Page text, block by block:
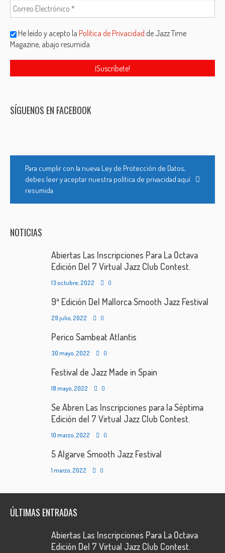
He leído y acepto laPolítica de Privacidad de Jazz Time
Magazine, abajo resumida
SÍGUENOS EN FACEBOOK
Para cumplir con la nueva Ley de Protección de Datos,
debes leer y aceptar nuestra política de privacidad aquí
resumida
NOTICIAS
Abiertas Las Inscripciones Para La Octava
Edición Del 7 Virtual Jazz Club Contest.
13 octubre, 2022 0
9ª Edición Del Mallorca Smooth Jazz Festival
29 julio, 2022 0
Perico Sambeat Atlantis
30 mayo, 2022 0
Festival de Jazz Made in Spain
18 mayo, 2022 0
Se Abren Las Inscripciones para la Séptima
Edición del 7 Virtual Jazz Club Contest.
10 marzo, 2022 0
5 Algarve Smooth Jazz Festival
1 marzo, 2022 0
ÚLTIMAS ENTRADAS
Abiertas Las Inscripciones Para La Octava
Edición Del 7 Virtual Jazz Club Contest.